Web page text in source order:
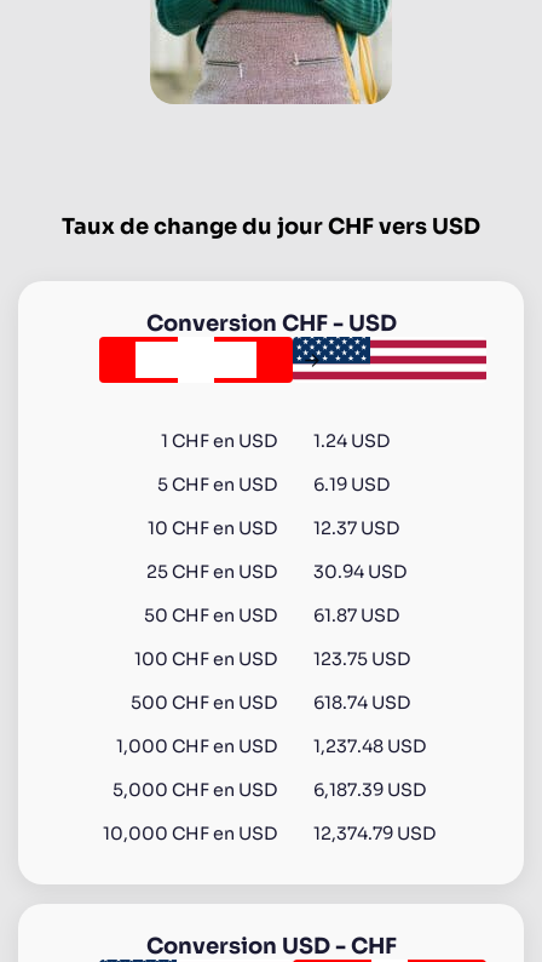
Taux de change du jour CHF vers USD
Conversion CHF- USD
1 CHFen USD
1.24 USD
5CHFen USD
6.19 USD
10 CHFen USD
12.37 USD
25CHFen USD
30.94 USD
50 CHFen USD
61.87 USD
100 CHFen USD
123.75 USD
500 CHFen USD
618.74 USD
1,000 CHFen USD
1,237.48 USD
5,000 CHFen USD
6,187.39 USD
10,000 CHFen USD 12,374.79 USD
Conversion USD-CHF